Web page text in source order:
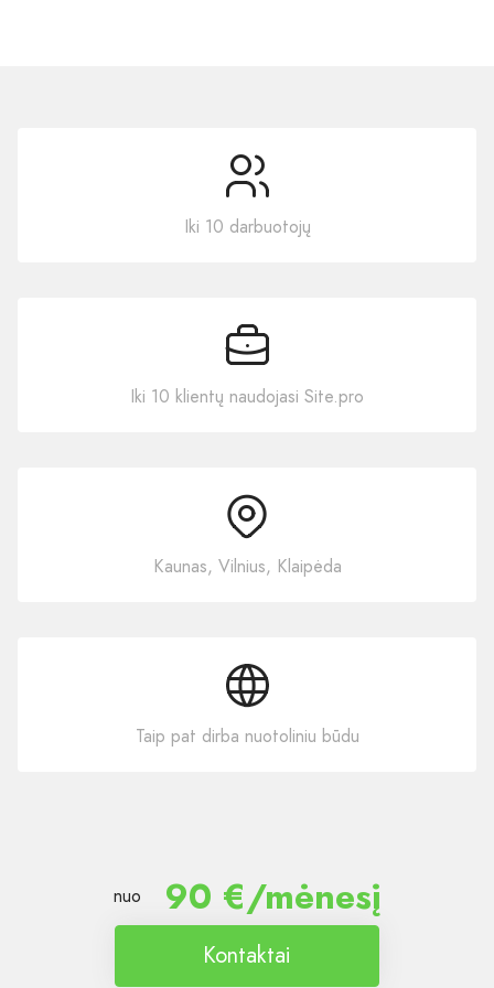
Iki 10 darbuotojų
Iki 10 klientų naudojasi Site.pro
Kaunas, Vilnius, Klaipėda
Taip pat dirba nuotoliniu būdu
nuo 90 €/mėnesį
Kontaktai